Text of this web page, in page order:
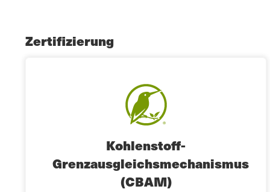
Zertifizierung
Kohlenstoff-
Grenzausgleichsmechanismus
(CBAM)